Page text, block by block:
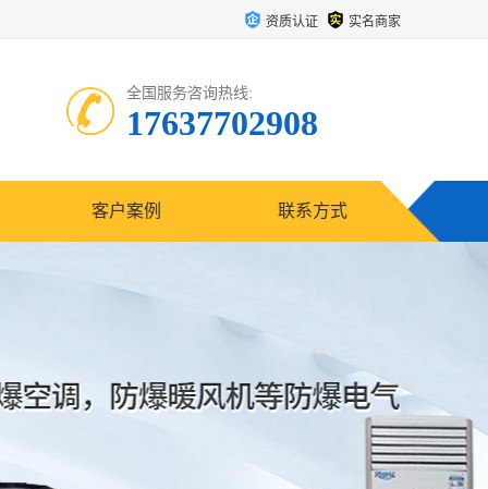
资质认证 实名商家
全国服务咨询热线:
17637702908
客户案例 联系方式